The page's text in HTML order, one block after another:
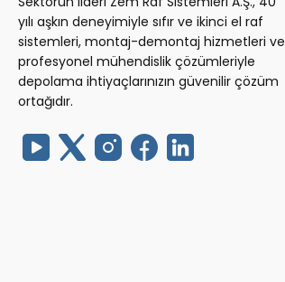
yılı aşkın deneyimiyle sıfır ve ikinci el raf
sistemleri, montaj-demontaj hizmetleri ve
profesyonel mühendislik çözümleriyle
depolama ihtiyaçlarınızın güvenilir çözüm
ortağıdır.